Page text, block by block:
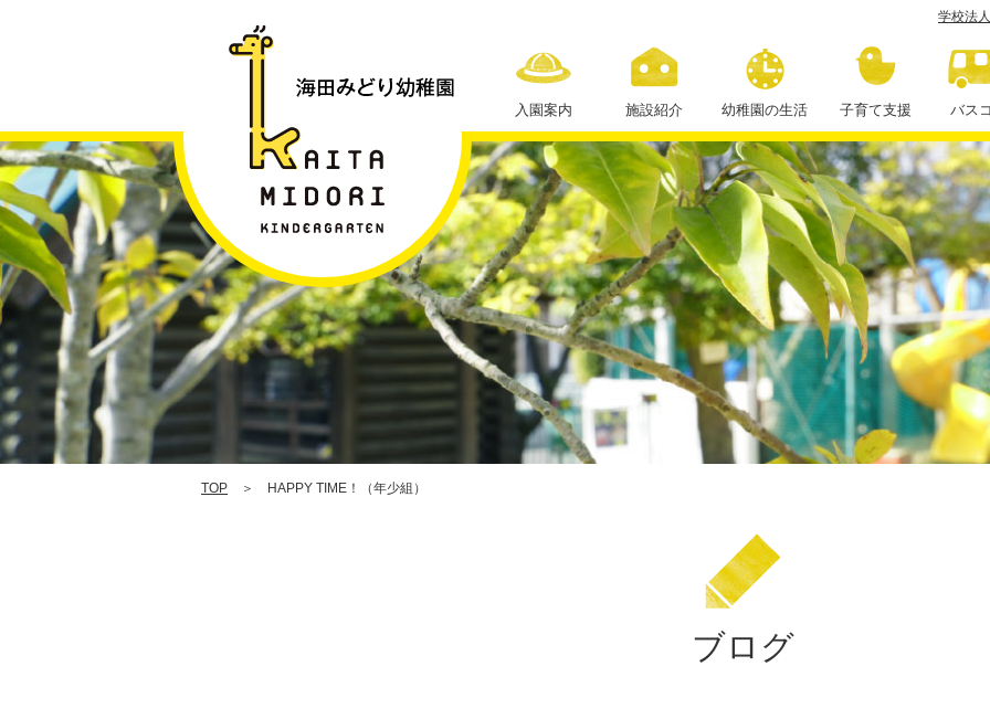
TIME！
（年
少
組）
|
学
校
法
人
住
学
学校法
入園案内 施設紹介 幼稚園の生活
１日の流れ
年間行事
課外授業
子育て支援 バス
TOP ＞ HAPPY TIME！（年少組）
ブログ